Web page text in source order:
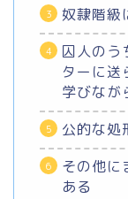
奴隷階級
囚人のう
ターに送
学びなが
公的な処
その他に
ある